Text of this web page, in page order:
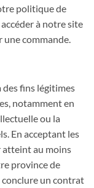
politique de
à notre site
une commande.
des fins légitimes
notamment en
ou la
En acceptant les
atteint au moins
province de
conclure un contrat